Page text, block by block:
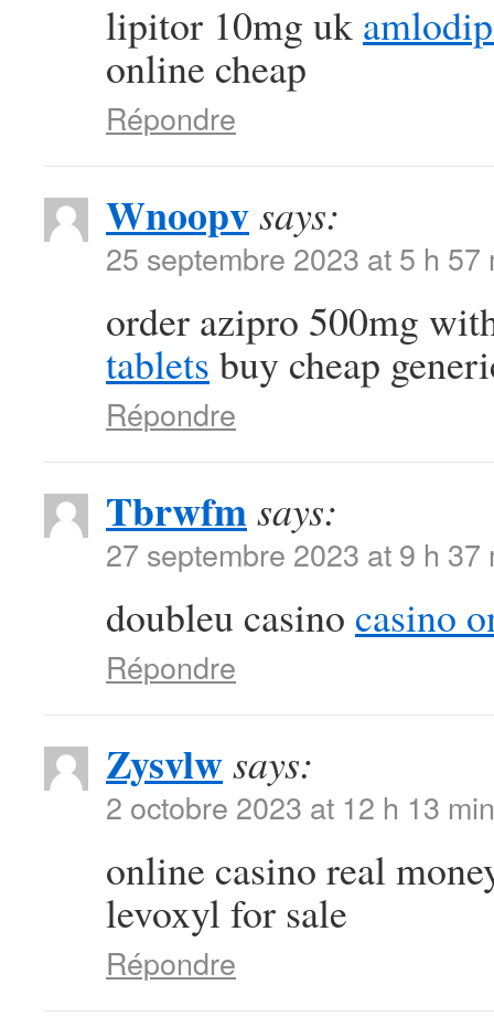
lipitor 10mg uk
online cheap
Répondre
Wnoopvsays:
25 septembre 2023 at 5 h 57
order azipro 500mg
tablets buy cheap
Répondre
Tbrwfmsays:
27 septembre 2023 at 9 h 37
doubleu casino casino
Répondre
Zysvlwsays:
2 octobre 2023 at 12 h 13 min
online casino real
levoxyl for sale
Répondre